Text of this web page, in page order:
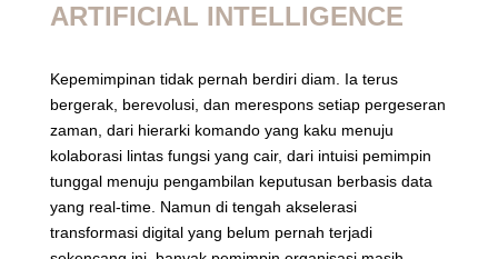
ARTIFICIAL INTELLIGENCE
Kepemimpinan tidak pernah berdiri diam. Ia terus
bergerak, berevolusi, dan merespons setiap pergeseran
zaman, dari hierarki komando yang kaku menuju
kolaborasi lintas fungsi yang cair, dari intuisi pemimpin
tunggal menuju pengambilan keputusan berbasis data
yang real-time. Namun di tengah akselerasi
transformasi digital yang belum pernah terjadi